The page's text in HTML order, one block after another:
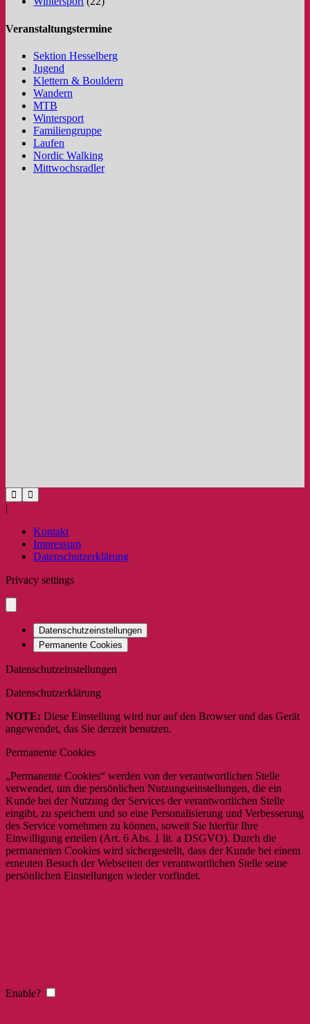
Veranstaltungstermine
Sektion Hesselberg
Jugend
Klettern & Bouldern
Wandern
MTB
Wintersport
Familiengruppe
Laufen
Nordic Walking
Mittwochsradler
|
Kontakt
Impressum
Datenschutzerklärung
Privacy settings
Datenschutzeinstellungen
Permanente Cookies
Datenschutzeinstellungen
Datenschutzerklärung
NOTE: Diese Einstellung wird nur auf den Browser und das Gerät
angewendet, das Sie derzeit benutzen.
Permanente Cookies
„Permanente Cookies“ werden von der verantwortlichen Stelle
verwendet, um die persönlichen Nutzungseinstellungen, die ein
Kunde bei der Nutzung der Services der verantwortlichen Stelle
eingibt, zu speichern und so eine Personalisierung und Verbesserung
des Service vornehmen zu können, soweit Sie hierfür Ihre
Einwilligung erteilen (Art. 6 Abs. 1 lit. a DSGVO). Durch die
permanenten Cookies wird sichergestellt, dass der Kunde bei einem
erneuten Besuch der Webseiten der verantwortlichen Stelle seine
persönlichen Einstellungen wieder vorfindet.
Enable?